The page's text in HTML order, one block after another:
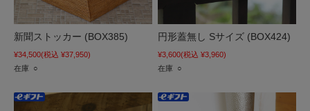
新聞ストッカー (BOX385)
¥34,500(税込 ¥37,950)
在庫 ○
円形蓋無し Sサイズ (BOX424)
¥3,600(税込 ¥3,960)
在庫 ○